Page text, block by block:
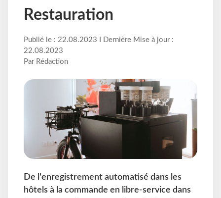
Restauration
Publié le : 22.08.2023 I Dernière Mise à jour :
22.08.2023
Par Rédaction
De l'enregistrement automatisé dans les
hôtels à la commande en libre-service dans